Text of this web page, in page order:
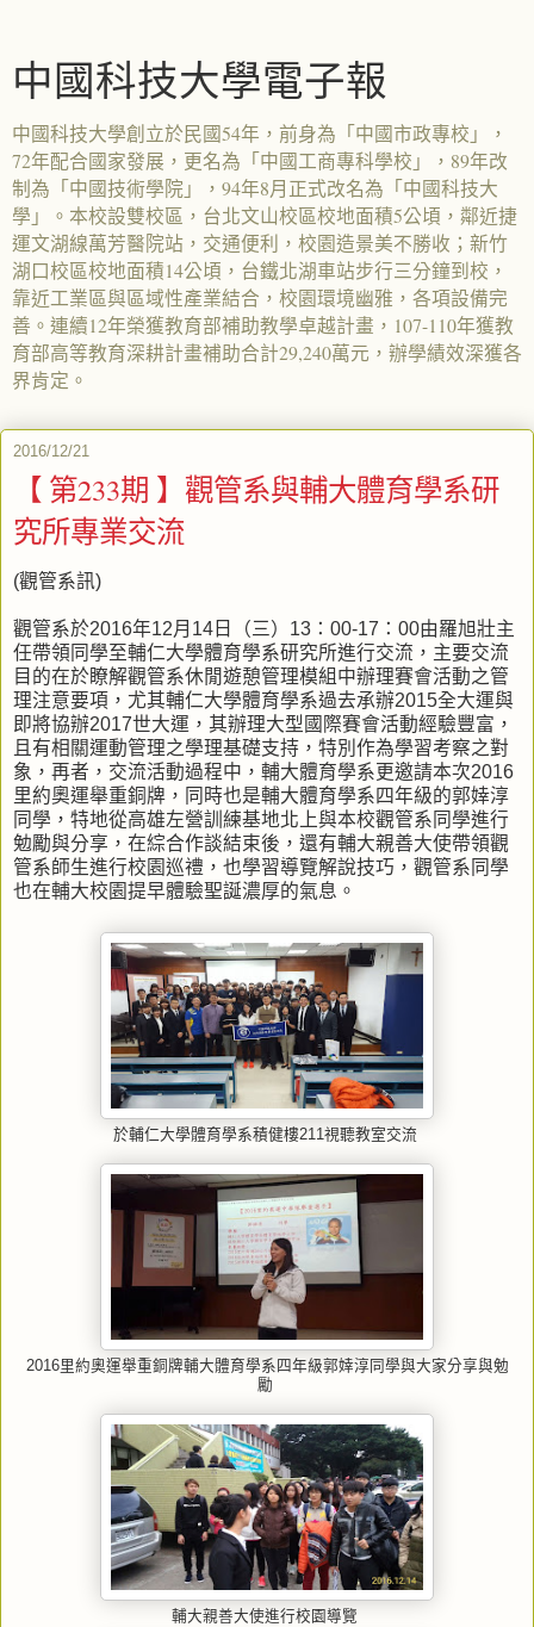
中國科技大學電子報
中國科技大學創立於民國54年，前身為「中國市政專校」，
72年配合國家發展，更名為「中國工商專科學校」，89年改
制為「中國技術學院」，94年8月正式改名為「中國科技大
學」。本校設雙校區，台北文山校區校地面積5公頃，鄰近捷
運文湖線萬芳醫院站，交通便利，校園造景美不勝收；新竹
湖口校區校地面積14公頃，台鐵北湖車站步行三分鐘到校，
靠近工業區與區域性產業結合，校園環境幽雅，各項設備完
善。連續12年榮獲教育部補助教學卓越計畫，107-110年獲教
育部高等教育深耕計畫補助合計29,240萬元，辦學績效深獲各
界肯定。
2016/12/21
【 第233期 】觀管系與輔大體育學系研
究所專業交流
(觀管系訊)
觀管系於2016年12月14日（三）13：00-17：00由羅旭壯主
任帶領同學至輔仁大學體育學系研究所進行交流，主要交流
目的在於瞭解觀管系休閒遊憩管理模組中辦理賽會活動之管
理注意要項，尤其輔仁大學體育學系過去承辦2015全大運與
即將協辦2017世大運，其辦理大型國際賽會活動經驗豐富，
且有相關運動管理之學理基礎支持，特別作為學習考察之對
象，再者，交流活動過程中，輔大體育學系更邀請本次2016
里約奧運舉重銅牌，同時也是輔大體育學系四年級的郭婞淳
同學，特地從高雄左營訓練基地北上與本校觀管系同學進行
勉勵與分享，在綜合作談結束後，還有輔大親善大使帶領觀
管系師生進行校園巡禮，也學習導覽解說技巧，觀管系同學
也在輔大校園提早體驗聖誕濃厚的氣息。
於輔仁大學體育學系積健樓211視聽教室交流
2016里約奧運舉重銅牌輔大體育學系四年級郭婞淳同學與大家分享與勉
勵
輔大親善大使進行校園導覽